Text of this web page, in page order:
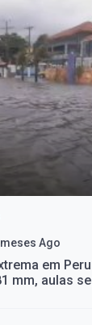
Ago
em
mm, aulas